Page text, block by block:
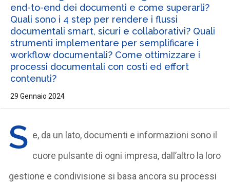
end-to-end dei documenti e come superarli?
Quali sono i 4 step per rendere i flussi
documentali smart, sicuri e collaborativi? Quali
strumenti implementare per semplificare i
workflow documentali? Come ottimizzare i
processi documentali con costi ed effort
contenuti?
29 Gennaio 2024
S e, da un lato, documenti e informazioni sono il
cuore pulsante di ogni impresa, dall’altro la loro
gestione e condivisione si basa ancora su processi